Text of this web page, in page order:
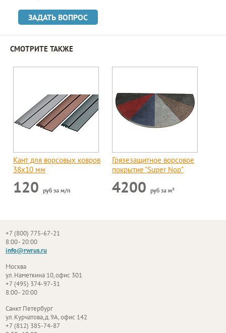
ЗАДАТЬ ВОПРОС
СМОТРИТЕ ТАКЖЕ
Кант для ворсовых ковров
38х10 мм
120 руб за м/п
Грязезащитное ворсовое
покрытие "Super Nop"
4200руб за м²
+7 (800) 775-67-21
8:00 - 20:00
info@rwrus.ru
Москва
ул. Наметкина 10, офис 301
+7 (495) 374-97-31
8:00 - 20:00
Санкт Петербург
ул. Курчатова, д. 9А, офис 142
+7 (812) 385-74-87